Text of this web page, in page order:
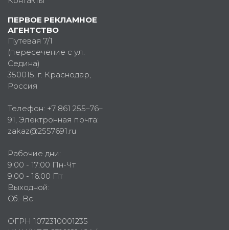
ПЕРВОЕ РЕКЛАМНОЕ
АГЕНТСТВО
Путевая 7/1
(пересечение с ул.
Седина)
350015, г. Краснодар,
Россия
Телефон: +7 861 255–76–
91, Электронная почта:
zakaz@2557691.ru
Рабочие дни:
9:00 - 17:00 Пн-Чт
9:00 - 16:00 Пт
Выходной:
Сб.-Вс.
ОГРН 1072310001235